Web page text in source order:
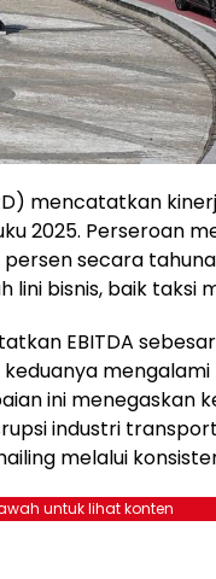
mencatatkan
2025. Perseroan
persen secara
lini bisnis, baik taksi
EBITDA
ini menegaskan
industri
melalui
untuk lihat konten